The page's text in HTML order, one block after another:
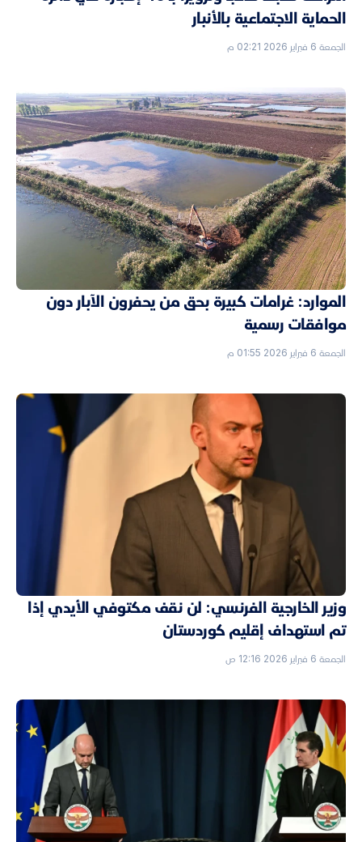
الحماية الاجتماعية بالأنبار
الجمعة 6 فبراير 2026 02:21 م
الموارد: غرامات كبيرة بحق من يحفرون الآبار دون
موافقات رسمية
الجمعة 6 فبراير 2026 01:55 م
وزير الخارجية الفرنسي: لن نقف مكتوفي الأيدي إذا
تم استهداف إقليم كوردستان
الجمعة 6 فبراير 2026 12:16 ص